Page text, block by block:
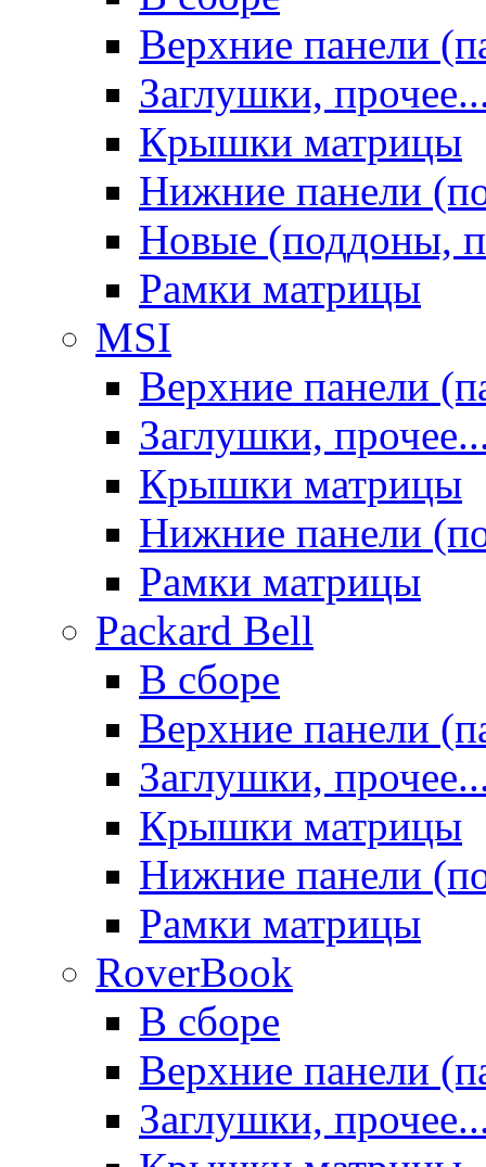
Верхние панели
Заглушки,
Крышки матрицы
Нижние панели
Новые (поддоны,
Рамки матрицы
MSI
Верхние панели
Заглушки,
Крышки матрицы
Нижние панели
Рамки матрицы
Packard Bell
В сборе
Верхние панели
Заглушки,
Крышки матрицы
Нижние панели
Рамки матрицы
RoverBook
В сборе
Верхние панели
Заглушки,